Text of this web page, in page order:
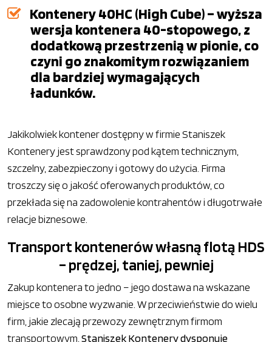
Kontenery 40HC (High Cube) – wyższa
wersja kontenera 40-stopowego, z
dodatkową przestrzenią w pionie, co
czyni go znakomitym rozwiązaniem
dla bardziej wymagających
ładunków.
Jakikolwiek kontener dostępny w firmie Staniszek
Kontenery jest sprawdzony pod kątem technicznym,
szczelny, zabezpieczony i gotowy do użycia. Firma
troszczy się o jakość oferowanych produktów, co
przekłada się na zadowolenie kontrahentów i długotrwałe
relacje biznesowe.
Transport kontenerów własną flotą HDS
– prędzej, taniej, pewniej
Zakup kontenera to jedno – jego dostawa na wskazane
miejsce to osobne wyzwanie. W przeciwieństwie do wielu
firm, jakie zlecają przewozy zewnętrznym firmom
transportowym, Staniszek Kontenery dysponuje